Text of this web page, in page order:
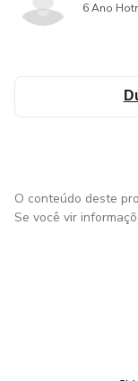
6 Ano
O conteúdo deste
Se você vir